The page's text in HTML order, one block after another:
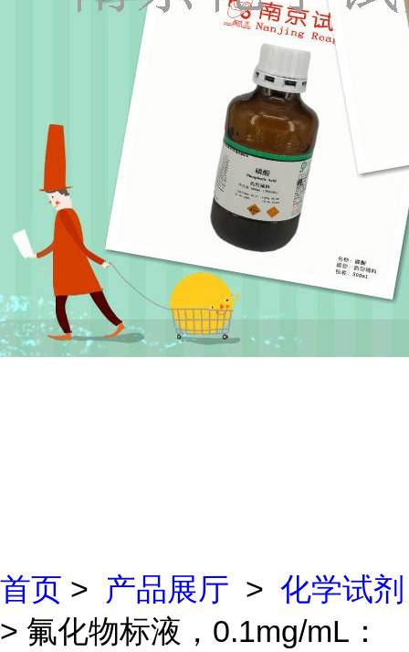
首页 > 产品展厅 > 化学试剂
> 氟化物标液，0.1mg/mL：